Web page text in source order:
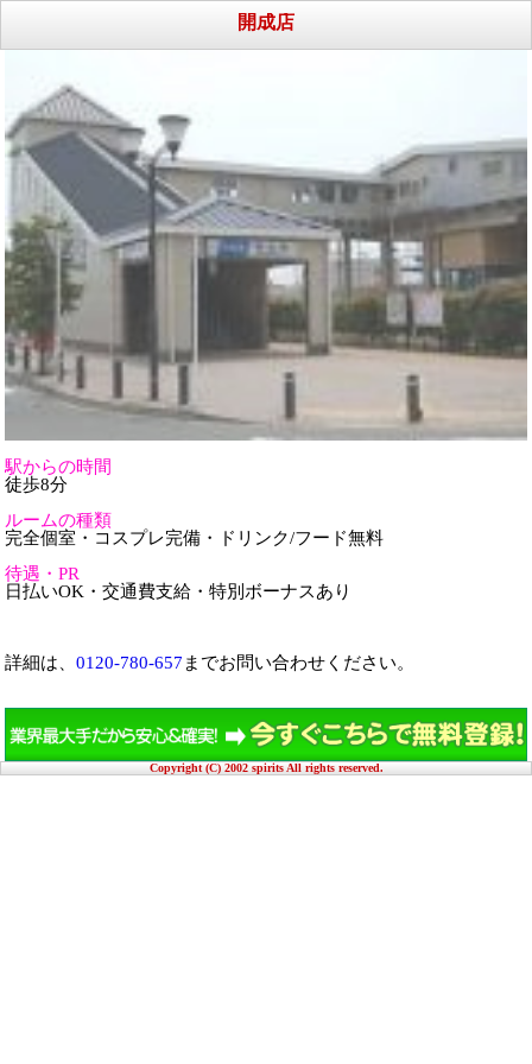
開成店
駅からの時間
徒歩8分
ルームの種類
完全個室・コスプレ完備・ドリンク/フード無料
待遇・PR
日払いOK・交通費支給・特別ボーナスあり
詳細は、0120-780-657 までお問い合わせください。
Copyright (C) 2002 spirits All rights reserved.